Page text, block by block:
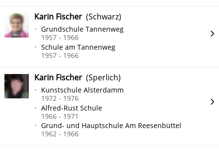
Karin Fischer (Schwarz)
Grundschule Tannenweg
1957 - 1966
Schule am Tannenweg
1957 - 1966
Karin Fischer (Sperlich)
Kunstschule Alsterdamm
1972 - 1976
Alfred-Rust Schule
1966 - 1971
Grund- und Hauptschule Am Reesenbüttel
1962 - 1966